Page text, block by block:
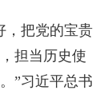
，把党的宝贵
担当历史使
”习近平总书